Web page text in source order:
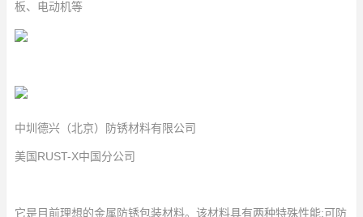
板、电动机等
中圳德兴（北京）防锈材料有限公司
美国RUST-X中国分公司
它是目前理想的金属防锈包装材料。该材料具有两种特殊性能:可防